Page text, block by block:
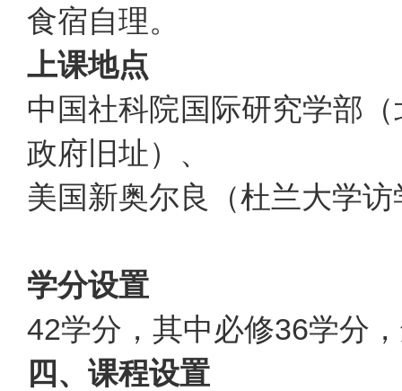
食宿自理。
上课地点
中国社科院国际研究学部
政府旧址）、
美国新奥尔良（杜兰大学
学分设置
42学分，其中必修36学分
四、课程设置